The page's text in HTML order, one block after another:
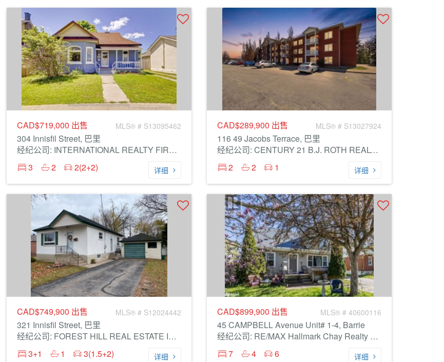
CAD$719,000 出售 MLS® # S13095462
304 Innisfil Street, 巴里
经纪公司: INTERNATIONAL REALTY FIRM, INC.
3
2 2(2+2) 详细
CAD$289,900 出售 MLS® # S13027924
116 49 Jacobs Terrace, 巴里
经纪公司: CENTURY 21 B.J. ROTH REALTY LTD.
2
2 1 详细
CAD$749,900 出售 MLS® # S12024442
321 Innisfil Street, 巴里
经纪公司: FOREST HILL REAL ESTATE INC.
3+1
1 3(1.5+2) 详细
CAD$899,900 出售 MLS® # 40600116
45 CAMPBELL Avenue Unit# 1-4, Barrie
经纪公司: RE/MAX Hallmark Chay Realty Brokerage
7
4 6 详细